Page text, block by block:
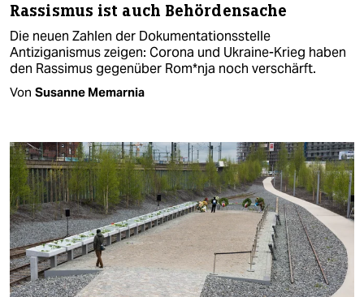
Rassismus ist auch Behördensache
Die neuen Zahlen der Dokumentationsstelle
Antiziganismus zeigen: Corona und Ukraine-Krieg haben
den Rassimus gegenüber Rom*­nja noch verschärft.
Von Susanne Memarnia